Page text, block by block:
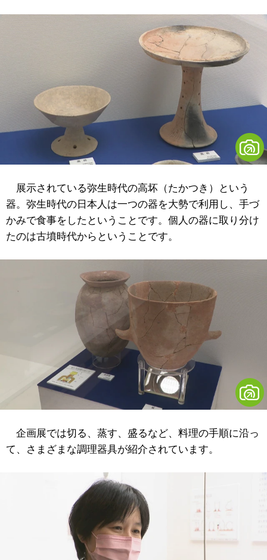
展示されている弥生時代の高坏（たかつき）という
器。弥生時代の日本人は一つの器を大勢で利用し、手づ
かみで食事をしたということです。個人の器に取り分け
たのは古墳時代からということです。
企画展では切る、蒸す、盛るなど、料理の手順に沿っ
て、さまざまな調理器具が紹介されています。